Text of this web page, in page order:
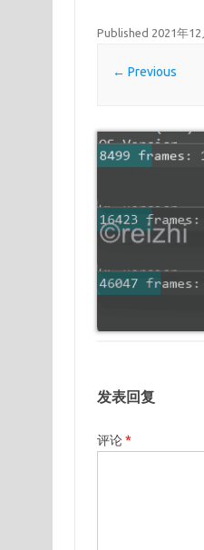
Published 2021年12
← Previous
发表回复
评论*